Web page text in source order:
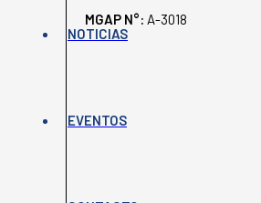
NOTICIAS
EVENTOS
MGAP N°: A-3018